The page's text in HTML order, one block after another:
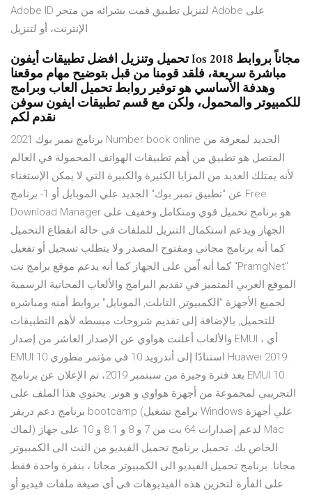
Adobe ID لتنزيل تطبيق قمت بشرائه من متجر Adobe على
الإنترنت، أو لتنزيل
تحميل وتنزيل افضل تطبيقات أيفون Ios 2018 مجاناً بروابط
مباشرة سريعة، فلقد قومنا من قبل بتوضيح مهام موقعنا
وهدفة الأساسي هو توفير روابط تحميل العاب وبرامج
للكمبيوتر والمحمول، ولكن مع قسم تطبيقات ايفون سوفن
نقدم لكم
برنامج نمبر بوك 2021 Number book online الجديد لمعرفة من
المتصل هو تطبيق من أهم تطبيقات الهواتف المحمولة في العالم
لأنه يمتلك العديد من المزايا الكثيرة والكبيرة التي لا يمكن الإستغناء
عن "تطبيق نمبر بوك" الجديد علي الموبايل أو 1- برنامج Free
Download Manager هو برنامج تحميل قوي ومتكامل وخفيف على
الجهاز ويدعم استكمال التنزيل للملفات في حالة انقطاع التحميل
كما أنه برنامج مجاني ومفتوح المصدر ولا يتطلب تسجيل أو تفعيل
كما أنه اّمن على الجهاز كما أنه يدعم موقع برامج نت "PramgNet"
الموقع العربي المتميز في تقديم البرامج والألعاب المجانية الرسمية
لجميع الأجهزة "الكمبيوتر, التابلت, الموبايل" بروابط أمنه ومباشره
للتحميل, بالإضافة إلى تقديم شروحات مبسطه لأهم التطبيقات
والألعاب أعلنت هواوي عن الإصدار العاشر من إصدار EMUI ، أي
EMUI 10 استنادًا إلى أندرويد 10 في مؤتمر مطوري Huawei 2019.
بعد فترة وجيزة من سبتمبر 2019، تم الإعلان عن برنامج EMUI 10
التجريبي لمجموعة من أجهزة هواوي و هونر. يحتوي هذا الملف على
برنامج دعم دريفر bootcamp (برامج تشغيل Windows علي أجهزة
لماك) لدعم إصدارات 64 بت من 7 و 8 و 8.1 و 10 على جهاز Mac
الخاص بك. تحميل برنامج تحميل الفيديو من النت الى الكمبيوتر
مجانا. برنامج تحميل الفيديو الى الكمبيوتر مجانا ، بنقرة واحدة فقط
على الفأرة لتخزين هذه الفيديوهات فى أى صيغة ملفات فيديو أو